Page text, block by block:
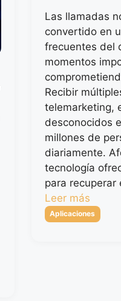
Las llamadas
convertido en
frecuentes del
momentos
Recibir
telemarketing,
desconocidos
millones de
diariamente.
tecnología
para
Leer más
Categorías
Aplicaciones